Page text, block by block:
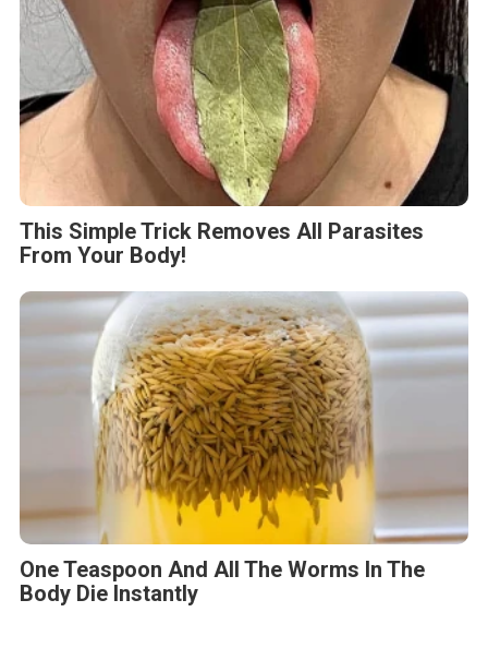
One Teaspoon And All The Worms In The
Body Die Instantly
BERITA TERKAIT
Sabtu, 8 Agustus 2026 - 14:26 WIB
Himel Hadirkan Visi Hunian Modern melalui Kampanye
Global “Dream Home”
Sabtu, 8 Agustus 2026 - 14:19 WIB
FAMILIARITÉ: Ketika Sinema dan Sastra Bertemu dalam
Sebuah Karya Puitis
Jumat, 7 Agustus 2026 - 09:32 WIB